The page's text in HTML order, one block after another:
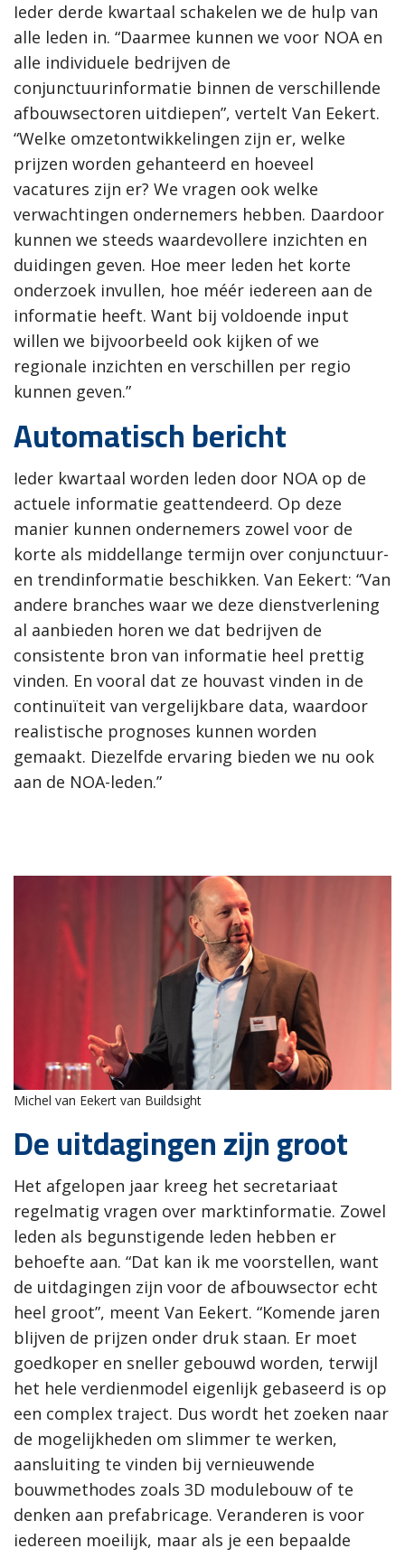
Ieder derde kwartaal schakelen we de hulp van
alle leden in. “Daarmee kunnen we voor NOA en
alle individuele bedrijven de
conjunctuurinformatie binnen de verschillende
afbouwsectoren uitdiepen”, vertelt Van Eekert.
“Welke omzetontwikkelingen zijn er, welke
prijzen worden gehanteerd en hoeveel
vacatures zijn er? We vragen ook welke
verwachtingen ondernemers hebben. Daardoor
kunnen we steeds waardevollere inzichten en
duidingen geven. Hoe meer leden het korte
onderzoek invullen, hoe méér iedereen aan de
informatie heeft. Want bij voldoende input
willen we bijvoorbeeld ook kijken of we
regionale inzichten en verschillen per regio
kunnen geven.”
Automatisch bericht
Ieder kwartaal worden leden door NOA op de
actuele informatie geattendeerd. Op deze
manier kunnen ondernemers zowel voor de
korte als middellange termijn over conjunctuur-
en trendinformatie beschikken. Van Eekert: “Van
andere branches waar we deze dienstverlening
al aanbieden horen we dat bedrijven de
consistente bron van informatie heel prettig
vinden. En vooral dat ze houvast vinden in de
continuïteit van vergelijkbare data, waardoor
realistische prognoses kunnen worden
gemaakt. Diezelfde ervaring bieden we nu ook
aan de NOA-leden.”
Michel van Eekert van Buildsight
De uitdagingen zijn groot
Het afgelopen jaar kreeg het secretariaat
regelmatig vragen over marktinformatie. Zowel
leden als begunstigende leden hebben er
behoefte aan. “Dat kan ik me voorstellen, want
de uitdagingen zijn voor de afbouwsector echt
heel groot”, meent Van Eekert. “Komende jaren
blijven de prijzen onder druk staan. Er moet
goedkoper en sneller gebouwd worden, terwijl
het hele verdienmodel eigenlijk gebaseerd is op
een complex traject. Dus wordt het zoeken naar
de mogelijkheden om slimmer te werken,
aansluiting te vinden bij vernieuwende
bouwmethodes zoals 3D modulebouw of te
denken aan prefabricage. Veranderen is voor
iedereen moeilijk, maar als je een bepaalde